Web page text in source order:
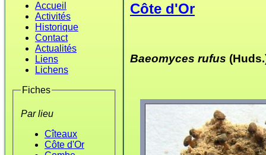
Accueil
Activités
Historique
Contact
Actualités
Liens
Lichens
Fiches
Par lieu
Cîteaux
Côte d'Or
Côte d'Or
Baeomyces rufus